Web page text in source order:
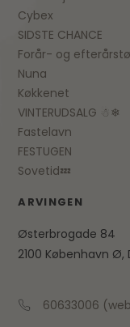
Cybex
SIDSTE CHANCE
Forår- og
Nuna
Køkkenet
VINTERUDSALG ☃❄
Fastelavn
FESTUGEN
Sovetid💤
ARVINGEN
Østerbrogade 84
2100 København Ø,
60633006